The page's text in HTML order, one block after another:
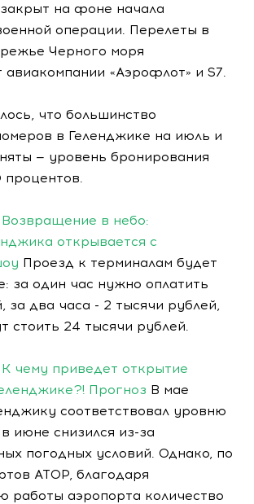
на фоне начала
операции. Перелеты в
Черного моря
«Аэрофлот» и S7.
что большинство
в Геленджике на июль и
— уровень бронирования
Возвращение в небо:
открывается с
Проезд к терминалам будет
за один час нужно оплатить
за два часа - 2 тысячи рублей,
стоить 24 тысячи рублей.
К чему приведет открытие
Прогноз В мае
соответствовал уровню
июне снизился из-за
погодных условий. Однако, по
АТОР, благодаря
работы аэропорта количество